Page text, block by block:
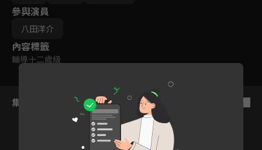
參與演員
八田洋介
內容標籤
輔導十二歲級
集數列表